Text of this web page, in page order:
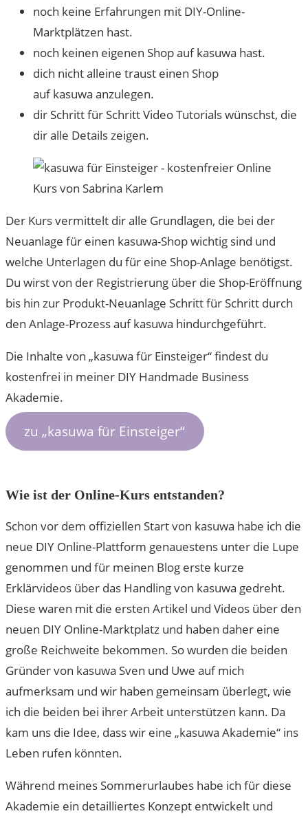
noch keine Erfahrungen mit DIY-Online-
Marktplätzen hast.
noch keinen eigenen Shop auf kasuwa hast.
dich nicht alleine traust einen Shop
auf kasuwa anzulegen.
dir Schritt für Schritt Video Tutorials wünschst, die
dir alle Details zeigen.
Der Kurs vermittelt dir alle Grundlagen, die bei der
Neuanlage für einen kasuwa-Shop wichtig sind und
welche Unterlagen du für eine Shop-Anlage benötigst.
Du wirst von der Registrierung über die Shop-Eröffnung
bis hin zur Produkt-Neuanlage Schritt für Schritt durch
den Anlage-Prozess auf kasuwa hindurchgeführt.
Die Inhalte von „kasuwa für Einsteiger“ findest du
kostenfrei in meiner DIY Handmade Business
Akademie.
zu „kasuwa für Einsteiger“
Wie ist der Online-Kurs entstanden?
Schon vor dem offiziellen Start von kasuwa habe ich die
neue DIY Online-Plattform genauestens unter die Lupe
genommen und für meinen Blog erste kurze
Erklärvideos über das Handling von kasuwa gedreht.
Diese waren mit die ersten Artikel und Videos über den
neuen DIY Online-Marktplatz und haben daher eine
große Reichweite bekommen. So wurden die beiden
Gründer von kasuwa Sven und Uwe auf mich
aufmerksam und wir haben gemeinsam überlegt, wie
ich die beiden bei ihrer Arbeit unterstützen kann. Da
kam uns die Idee, dass wir eine „kasuwa Akademie“ ins
Leben rufen könnten.
Während meines Sommerurlaubes habe ich für diese
Akademie ein detailliertes Konzept entwickelt und